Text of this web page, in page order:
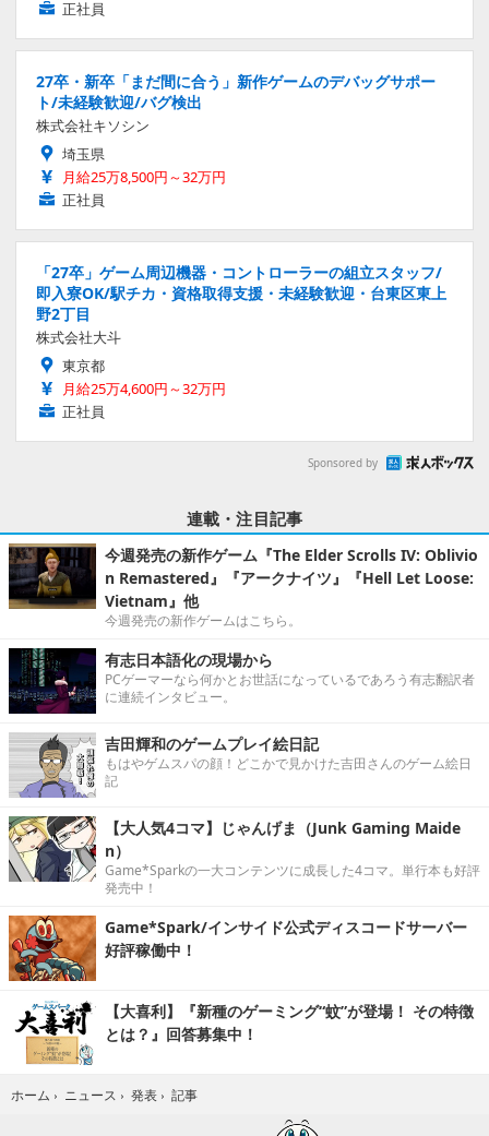
正社員
27卒・新卒「まだ間に合う」新作ゲームのデバッグサポー
ト/未経験歓迎/バグ検出
株式会社キソシン
埼玉県
月給25万8,500円～32万円
正社員
「27卒」ゲーム周辺機器・コントローラーの組立スタッフ/
即入寮OK/駅チカ・資格取得支援・未経験歓迎・台東区東上
野2丁目
株式会社大斗
東京都
月給25万4,600円～32万円
正社員
Sponsored by
連載・注目記事
今週発売の新作ゲーム『The Elder Scrolls IV: Oblivio
n Remastered』『アークナイツ』『Hell Let Loose:
Vietnam』他
今週発売の新作ゲームはこちら。
有志日本語化の現場から
PCゲーマーなら何かとお世話になっているであろう有志翻訳者
に連続インタビュー。
吉田輝和のゲームプレイ絵日記
もはやゲムスパの顔！どこかで見かけた吉田さんのゲーム絵日
記
【大人気4コマ】じゃんげま（Junk Gaming Maide
n）
Game*Sparkの一大コンテンツに成長した4コマ。単行本も好評
発売中！
Game*Spark/インサイド公式ディスコードサーバー
好評稼働中！
【大喜利】『新種のゲーミング“蚊”が登場！ その特徴
とは？』回答募集中！
ホーム › ニュース › 発表 › 記事